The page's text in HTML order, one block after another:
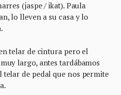
(jaspe / ikat). Paula
lo lleven a su casa y lo
telar de cintura pero el
largo, antes tardábamos
telar de pedal que nos permite